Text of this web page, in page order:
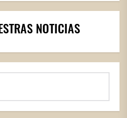
NOTICIAS